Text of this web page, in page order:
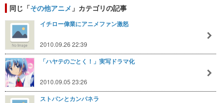
同じ「その他アニメ 」カテゴリの記事
イチロー偉業にアニメファン激怒
2010.09.26 22:39
「ハヤテのごとく！」実写ドラマ化
2010.09.05 23:26
ストパンとカンパネラ